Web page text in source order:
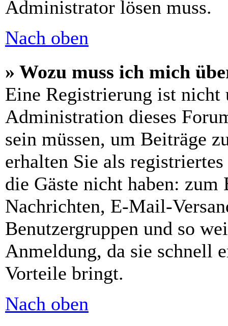
Administrator lösen muss.
Nach oben
» Wozu muss ich mich
Eine Registrierung ist
Administration dieses
sein müssen, um Beiträge
erhalten Sie als
die Gäste nicht haben:
Nachrichten, E-Mail-
Benutzergruppen und so
Anmeldung, da sie schnell
Vorteile bringt.
Nach oben